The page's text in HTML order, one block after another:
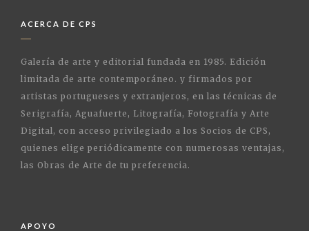
ACERCA DE CPS
Galería de arte y editorial fundada en 1985. Edición
limitada de arte contemporáneo. y firmados por
artistas portugueses y extranjeros, en las técnicas de
Serigrafía, Aguafuerte, Litografía, Fotografía y Arte
Digital, con acceso privilegiado a los Socios de CPS,
quienes elige periódicamente con numerosas ventajas,
las Obras de Arte de tu preferencia.
APOYO